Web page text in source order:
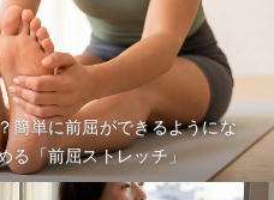
簡単に前屈ができるようにな
る「前屈ストレッチ」